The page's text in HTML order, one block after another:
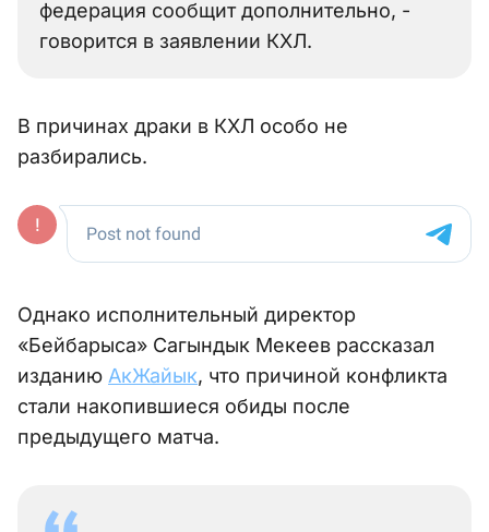
федерация сообщит дополнительно, -
говорится в заявлении КХЛ.
В причинах драки в КХЛ особо не
разбирались.
Однако исполнительный директор
«Бейбарыса» Сагындык Мекеев рассказал
изданию АкЖайык, что причиной конфликта
стали накопившиеся обиды после
предыдущего матча.